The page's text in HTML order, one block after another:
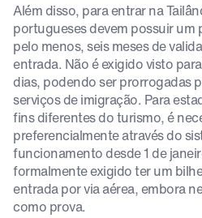
Além disso, para entrar na
portugueses devem possuir um
pelo menos, seis meses de
entrada. Não é exigido visto
dias, podendo ser prorrogadas
serviços de imigração. Para
fins diferentes do turismo, é
preferencialmente através do
funcionamento desde 1 de
formalmente exigido ter um
entrada por via aérea, embora
como prova.